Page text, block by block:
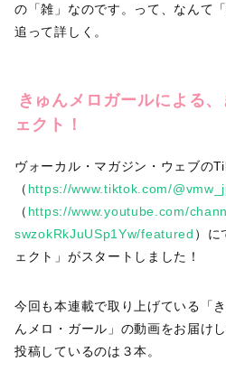
の「雑」なのです。って、なんて
追って詳しく。
きゅんメロガールによる
ェクト！
ヴォーカル・マガジン・ウェブの
（ https://www.tiktok.com/
（ https://www.youtube.com/
swzokRkJuUSp1Yw/featured ）に
ェクト」がスタートしました！
今回も本連載で取り上げている「
んメロ・ガール」の動画をお届けし
投稿しているのは３本。